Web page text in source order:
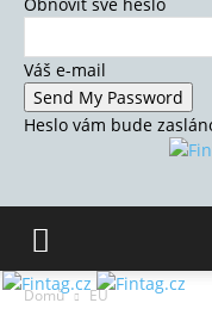
Váš e-mail
Heslo vám bude
Domů EU